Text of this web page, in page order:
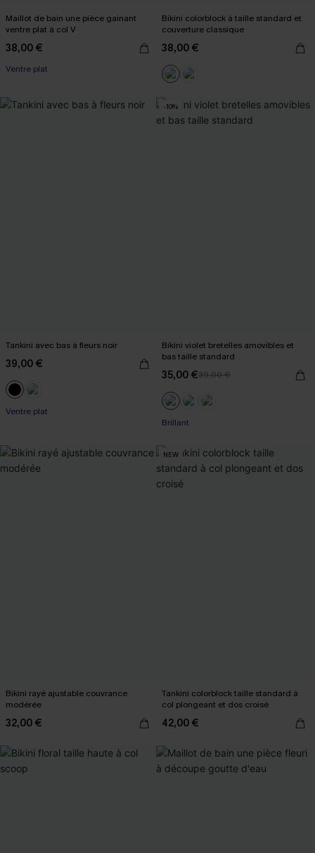
Maillot de bain une pièce gainant
ventre plat à col V
38,00 €
Ventre plat
Bikini colorblock à taille standard et
couverture classique
38,00 €
Tankini avec bas à fleurs noir
39,00 €
Ventre plat
-10%
Bikini violet bretelles amovibles et
bas taille standard
35,00 €39,00 €
Brillant
Bikini rayé ajustable couvrance
modérée
32,00 €
NEW
Tankini colorblock taille standard à
col plongeant et dos croisé
42,00 €